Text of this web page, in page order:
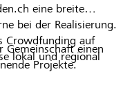
eine breite
bei der Realisierung.
Crowdfunding auf
lokal und regional
Gemeinschaft einen
Projekte.